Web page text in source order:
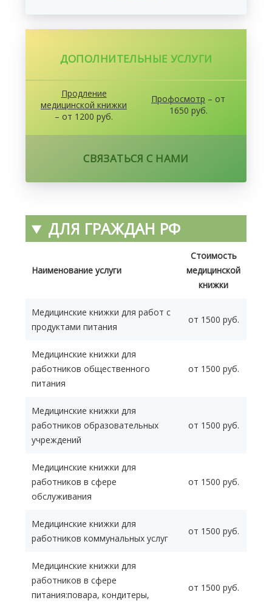
ДОПОЛНИТЕЛЬНЫЕ УСЛУГИ
Продление
медицинской книжки
– от 1200 руб.
Профосмотр – от
1650 руб.
СВЯЗАТЬСЯ С НАМИ
ДЛЯ ГРАЖДАН РФ
Наименование услуги
Стоимость
медицинской
книжки
Медицинские книжки для работ с
продуктами питания
от 1500 руб.
Медицинские книжки для
работников общественного
питания
от 1500 руб.
Медицинские книжки для
работников образовательных
учреждений
от 1500 руб.
Медицинские книжки для
работников в сфере
обслуживания
от 1500 руб.
Медицинские книжки для
работников коммунальных услуг
от 1500 руб.
Медицинские книжки для
работников в сфере
питания:повара, кондитеры,
от 1500 руб.